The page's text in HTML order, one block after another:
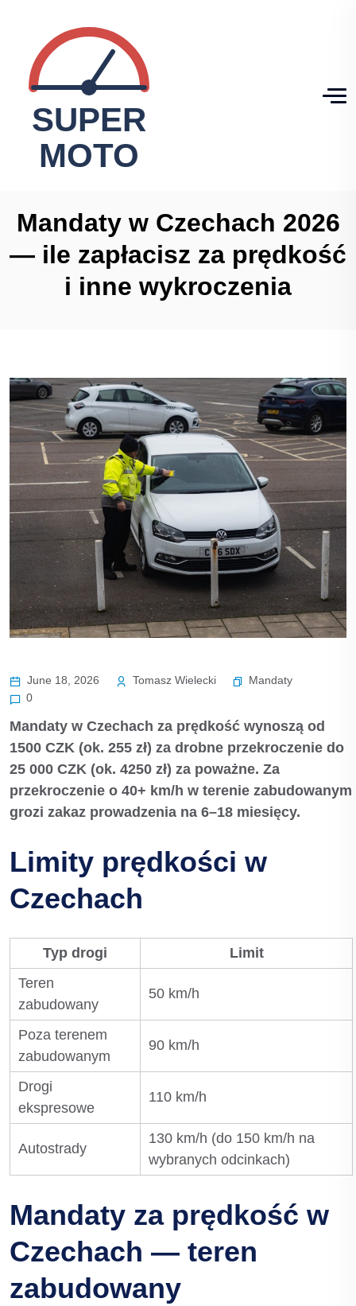
Mandaty w Czechach 2026
— ile zapłacisz za prędkość
i inne wykroczenia
June 18, 2026 Tomasz Wielecki
Mandaty
0
Mandaty w Czechach za prędkość wynoszą od
1500 CZK (ok. 255 zł) za drobne przekroczenie do
25 000 CZK (ok. 4250 zł) za poważne. Za
przekroczenie o 40+ km/h w terenie zabudowanym
grozi zakaz prowadzenia na 6–18 miesięcy.
Limity prędkości w
Czechach
Typ drogi
Limit
Teren
zabudowany
50 km/h
Poza terenem
zabudowanym
90 km/h
Drogi
ekspresowe
110 km/h
Autostrady
130 km/h (do 150 km/h na
wybranych odcinkach)
Mandaty za prędkość w
Czechach — teren
zabudowany